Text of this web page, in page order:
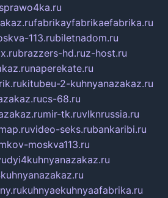
fabrikayfabrikaefabrika.ru
113.rubiletnadom.ru
brazzers-hd.ruz-host.ru
naperekate.ru
kitubeu-2-kuhnyanazakaz.ru
cs-68.ru
mir-tk.ruvlknrussia.ru
video-seks.rubankaribi.ru
moskva113.ru
kuhnyaekuhnyaafabrika.ru